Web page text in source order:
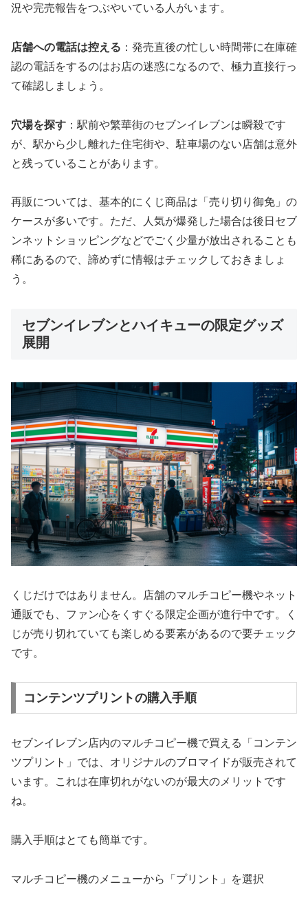
況や完売報告をつぶやいている人がいます。
店舗への電話は控える ：発売直後の忙しい時間帯に在庫確
認の電話をするのはお店の迷惑になるので、極力直接行っ
て確認しましょう。
穴場を探す ：駅前や繁華街のセブンイレブンは瞬殺です
が、駅から少し離れた住宅街や、駐車場のない店舗は意外
と残っていることがあります。
再販については、基本的にくじ商品は「売り切り御免」の
ケースが多いです。ただ、人気が爆発した場合は後日セブ
ンネットショッピングなどでごく少量が放出されることも
稀にあるので、諦めずに情報はチェックしておきましょ
う。
セブンイレブンとハイキューの限定グッズ
展開
くじだけではありません。店舗のマルチコピー機やネット
通販でも、ファン心をくすぐる限定企画が進行中です。く
じが売り切れていても楽しめる要素があるので要チェック
です。
コンテンツプリントの購入手順
セブンイレブン店内のマルチコピー機で買える「コンテン
ツプリント」では、オリジナルのブロマイドが販売されて
います。これは在庫切れがないのが最大のメリットです
ね。
購入手順はとても簡単です。
マルチコピー機のメニューから「プリント」を選択